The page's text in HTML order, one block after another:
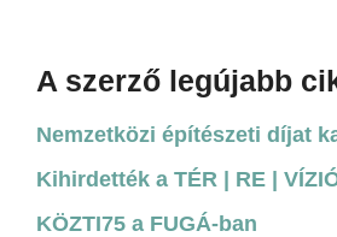
A szerző legújabb
Nemzetközi építészeti díjat
Kihirdették a TÉR | RE |
KÖZTI75 a FUGÁ-ban